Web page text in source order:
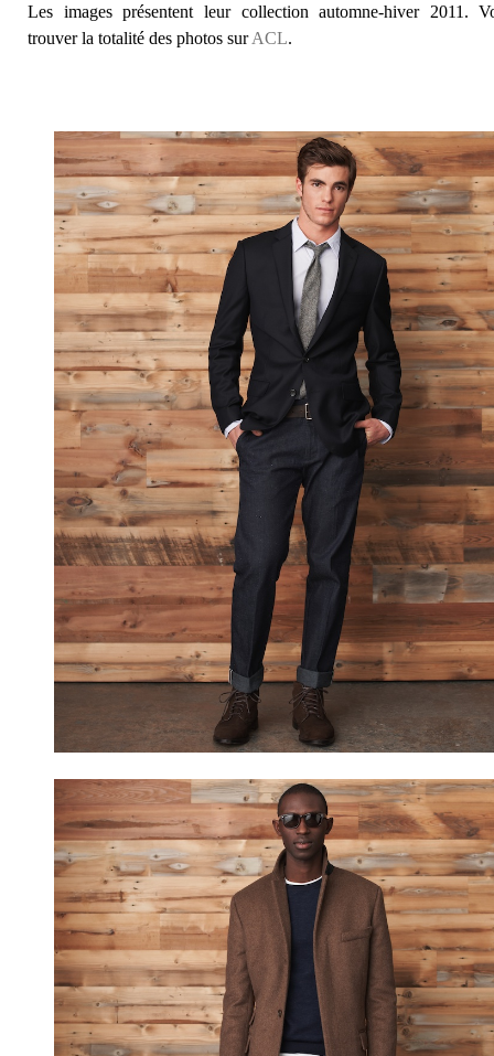
Les images présentent leur collection automne-hiver 2011.
trouver la totalité des photos surACL.